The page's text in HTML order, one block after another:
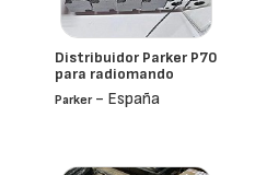
Distribuidor Parker P70
para radiomando
Parker- España